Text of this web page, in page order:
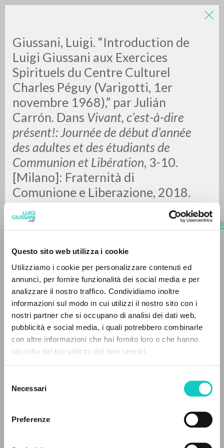
Questo sito web utilizza i cookie
Utilizziamo i cookie per personalizzare contenuti ed
annunci, per fornire funzionalità dei social media e per
analizzare il nostro traffico. Condividiamo inoltre
informazioni sul modo in cui utilizzi il nostro sito con i
nostri partner che si occupano di analisi dei dati web,
pubblicità e social media, i quali potrebbero combinarle
con altre informazioni che hai fornito loro o che hanno
raccolto dal tuo utilizzo dei loro servizi.
delNecessari
Preferenze
Giussani, Luigi. “Introduction de
Luigi Giussani aux Exercices
Spirituels du Centre Culturel
Charles Péguy (Varigotti, 1er
novembre 1968),” par Julián
Carrón. Dans Vivant, c’est-à-dire
présent!: Journée de début d’année
des adultes et des étudiants de
Communion et Libération, 3-10.
[Milano]: Fraternità di
Comunione e Liberazione, 2018.
Pdf.
https://www.clonline.org/fr/
LUIGI
GIUSSANI
scritti
BÚSQUEDA AVANZADA »
0DOCUMENTOS ENCONTRADOS
RESULTADOS SUCESIVOS